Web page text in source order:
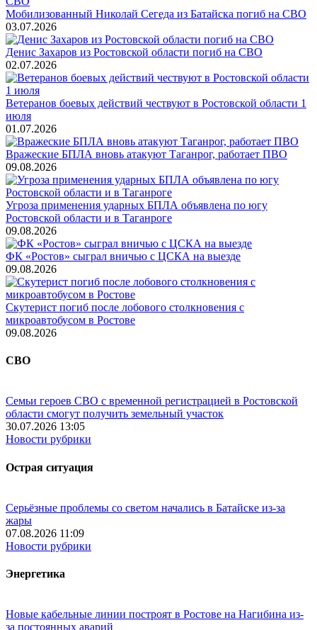
Мобилизованный Николай Сегеда из Батайска погиб на СВО
03.07.2026
Денис Захаров из Ростовской области погиб на СВО
02.07.2026
Ветеранов боевых действий чествуют в Ростовской области 1
июля
01.07.2026
Вражеские БПЛА вновь атакуют Таганрог, работает ПВО
09.08.2026
Угроза применения ударных БПЛА объявлена по югу
Ростовской области и в Таганроге
09.08.2026
ФК «Ростов» сыграл вничью с ЦСКА на выезде
09.08.2026
Скутерист погиб после лобового столкновения с
микроавтобусом в Ростове
09.08.2026
СВО
Семьи героев СВО с временной регистрацией в Ростовской
области смогут получить земельный участок
30.07.2026 13:05
Новости рубрики
Острая ситуация
Серьёзные проблемы со светом начались в Батайске из-за
жары
07.08.2026 11:09
Новости рубрики
Энергетика
Новые кабельные линии построят в Ростове на Нагибина из-
за постоянных аварий